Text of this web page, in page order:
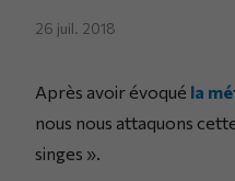
26 juil. 2018
Après avoir évoqué la
nous nous attaquons
singes ».